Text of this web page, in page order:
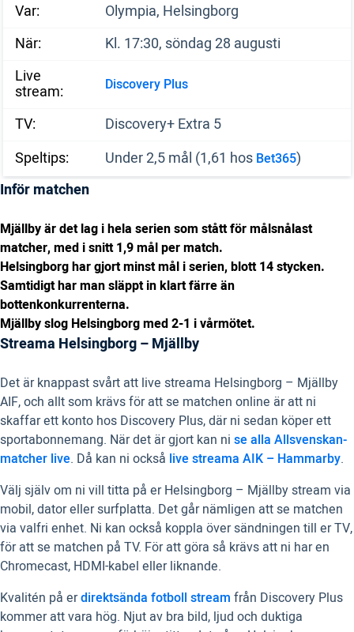
Var:
Olympia, Helsingborg
När:
Kl. 17:30, söndag 28 augusti
Live
stream: Discovery Plus
TV:
Discovery+ Extra 5
Speltips:
Under 2,5 mål (1,61 hos Bet365)
Inför matchen
Mjällby är det lag i hela serien som stått för målsnålast
matcher, med i snitt 1,9 mål per match.
Helsingborg har gjort minst mål i serien, blott 14 stycken.
Samtidigt har man släppt in klart färre än
bottenkonkurrenterna.
Mjällby slog Helsingborg med 2-1 i vårmötet.
Streama Helsingborg – Mjällby
Det är knappast svårt att live streama Helsingborg – Mjällby
AIF, och allt som krävs för att se matchen online är att ni
skaffar ett konto hos Discovery Plus, där ni sedan köper ett
sportabonnemang. När det är gjort kan ni se alla Allsvenskan-
matcher live. Då kan ni också live streama AIK – Hammarby.
Välj själv om ni vill titta på er Helsingborg – Mjällby stream via
mobil, dator eller surfplatta. Det går nämligen att se matchen
via valfri enhet. Ni kan också koppla över sändningen till er TV,
för att se matchen på TV. För att göra så krävs att ni har en
Chromecast, HDMI-kabel eller liknande.
Kvalitén på erdirektsända fotboll stream från Discovery Plus
kommer att vara hög. Njut av bra bild, ljud och duktiga